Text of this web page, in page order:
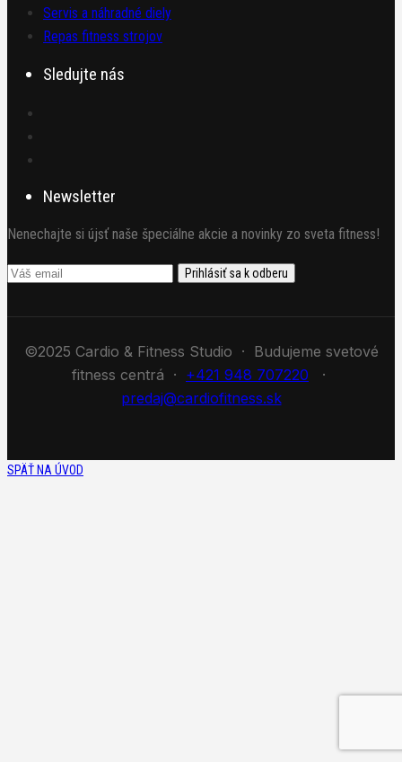
Servis a náhradné diely
Repas fitness strojov
Sledujte nás
Newsletter
Nenechajte si újsť naše špeciálne akcie a novinky zo sveta fitness!
©2025 Cardio & Fitness Studio · Budujeme svetové
fitness centrá · +421 948 707220 ·
predaj@cardiofitness.sk
SPÄŤ NA ÚVOD